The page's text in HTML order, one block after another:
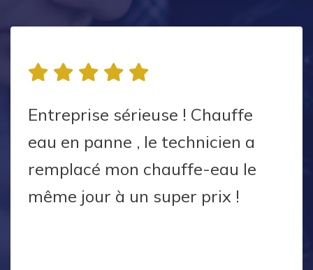
Entreprise sérieuse ! Chauffe
eau en panne , le technicien a
remplacé mon chauffe-eau le
même jour à un super prix !